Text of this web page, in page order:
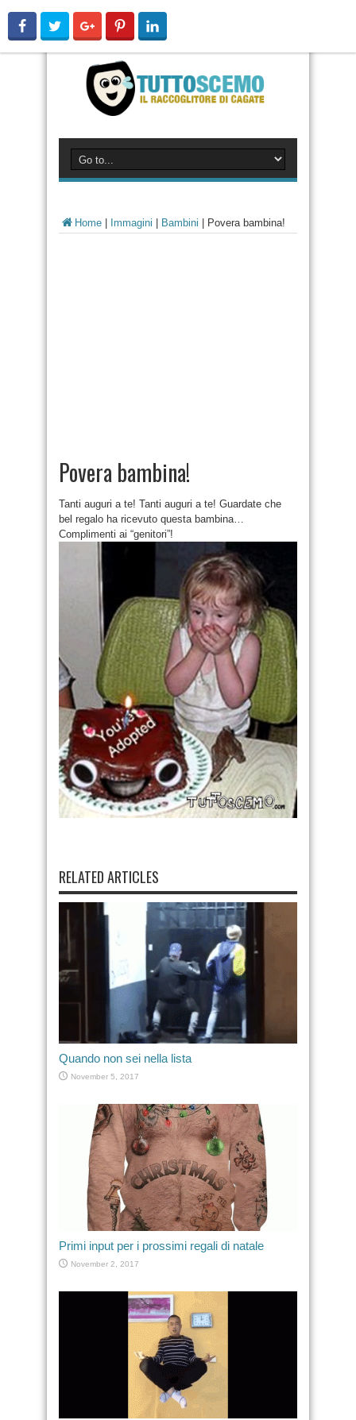
Home Immagini Bambini Povera bambina!
Povera bambina!
Tanti auguri a te! Tanti auguri a te! Guardate che
bel regalo ha ricevuto questa bambina…
Complimenti ai “genitori”!
RELATED ARTICLES
Quando non sei nella lista
November 5, 2017
Primi input per i prossimi regali di natale
November 2, 2017